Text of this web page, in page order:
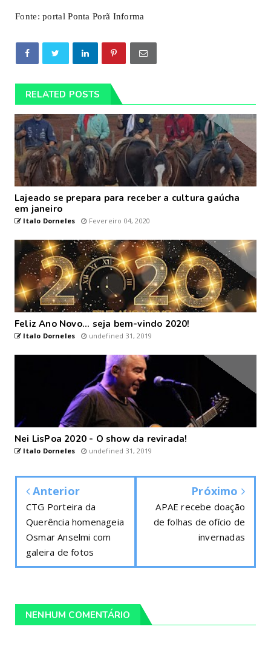
Fonte: portalPonta Porã Informa
RELATED POSTS
Lajeado se prepara para receber a cultura gaúcha
em janeiro
Italo Dorneles Fevereiro 04, 2020
Feliz Ano Novo... seja bem-vindo 2020!
Italo Dorneles undefined 31, 2019
Nei LisPoa 2020 - O show da revirada!
Italo Dorneles undefined 31, 2019
Anterior
CTG Porteira da
Querência homenageia
Osmar Anselmi com
galeira de fotos
Próximo
APAE recebe doação
de folhas de ofício de
invernadas
NENHUM COMENTÁRIO